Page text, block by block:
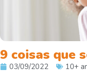
9 coisas que
03/09/2022 10+